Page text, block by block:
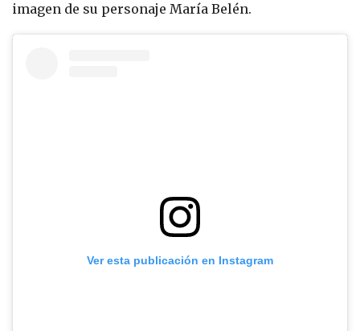
imagen de su personaje María Belén.
Ver esta publicación en Instagram